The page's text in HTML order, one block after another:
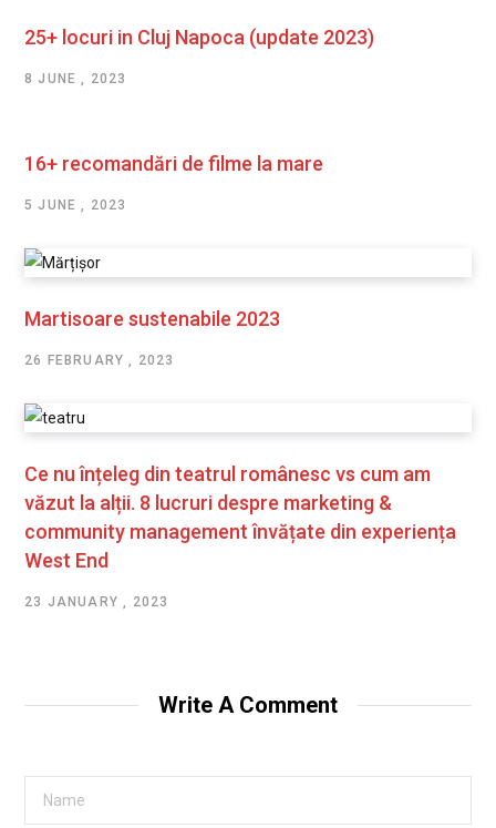
25+ locuri in Cluj Napoca (update 2023)
8 JUNE , 2023
16+ recomandări de filme la mare
5 JUNE , 2023
Martisoare sustenabile 2023
26 FEBRUARY , 2023
Ce nu înțeleg din teatrul românesc vs cum am
văzut la alții. 8 lucruri despre marketing &
community management învățate din experiența
West End
23 JANUARY , 2023
Write A Comment